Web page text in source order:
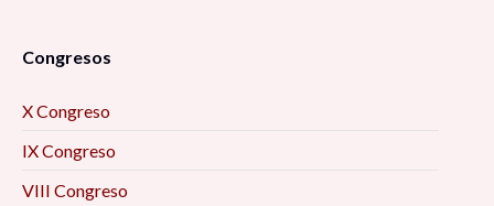
Congresos
X Congreso
IX Congreso
VIII Congreso